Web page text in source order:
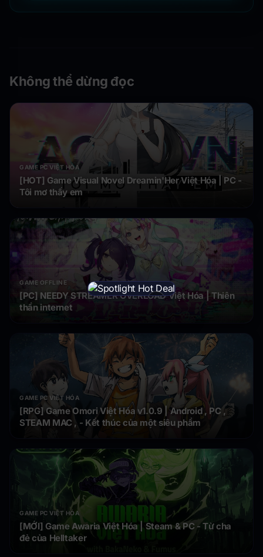
Không thể dừng đọc
GAME PC VIỆT HÓA
[HOT] Game Visual Novel Dreamin'Her Việt Hóa | PC -
Tôi mơ thấy em
GAME OFFLINE
[PC] NEEDY STREAMER OVERLOAD Việt Hóa | Thiên
thần internet
GAME PC VIỆT HÓA
[RPG] Game Omori Việt Hóa v1.0.9 | Android , PC ,
STEAM MAC , - Kết thúc của một siêu phẩm
GAME PC VIỆT HÓA
[MỚI] Game Awaria Việt Hóa | Steam & PC - Từ cha
đẻ của Helltaker
×